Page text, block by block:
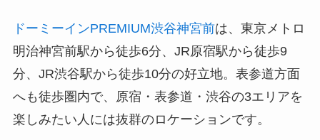
ドーミーインPREMIUM渋谷神宮前は、東京メトロ
明治神宮前駅から徒歩6分、JR原宿駅から徒歩9
分、JR渋谷駅から徒歩10分の好立地。表参道方面
へも徒歩圏内で、原宿・表参道・渋谷の3エリアを
楽しみたい人には抜群のロケーションです。